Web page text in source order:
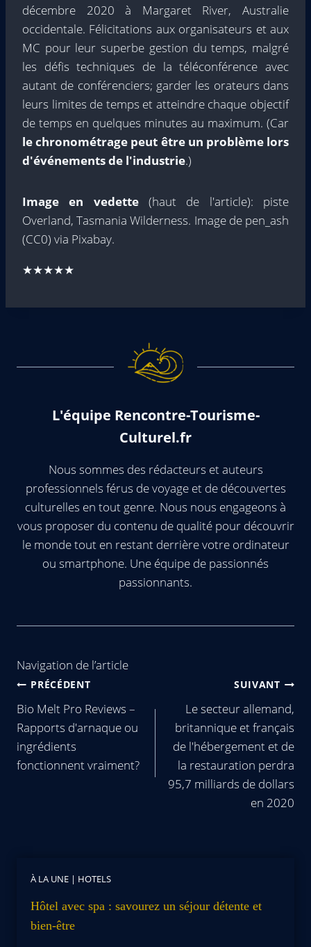
décembre 2020 à Margaret River, Australie
occidentale. Félicitations aux organisateurs et aux
MC pour leur superbe gestion du temps, malgré
les défis techniques de la téléconférence avec
autant de conférenciers; garder les orateurs dans
leurs limites de temps et atteindre chaque objectif
de temps en quelques minutes au maximum. (Car
le chronométrage peut être un problème lors
d'événements de l'industrie.)
Image en vedette(haut de l'article): piste
Overland, Tasmania Wilderness. Image de pen_ash
(CC0) via Pixabay.
★★★★★
L'équipe Rencontre-Tourisme-
Culturel.fr
Nous sommes des rédacteurs et auteurs
professionnels férus de voyage et de découvertes
culturelles en tout genre. Nous nous engageons à
vous proposer du contenu de qualité pour découvrir
le monde tout en restant derrière votre ordinateur
ou smartphone. Une équipe de passionnés
passionnants.
Navigation de l’article
PRÉCÉDENT
Bio Melt Pro Reviews –
Rapports d'arnaque ou
ingrédients
fonctionnent vraiment?
SUIVANT
Le secteur allemand,
britannique et français
de l'hébergement et de
la restauration perdra
95,7 milliards de dollars
en 2020
À LA UNE | HOTELS
Hôtel avec spa : savourez un séjour détente et
bien-être